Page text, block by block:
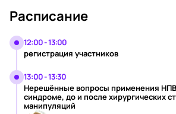
Расписание
12:00 - 13:00
регистрация участников
13:00 - 13:30
Нерешённые вопросы применения
синдроме, до и после хирургических
манипуляций